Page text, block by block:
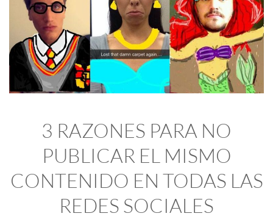
3 RAZONES PARA NO
PUBLICAR EL MISMO
CONTENIDO EN TODAS LAS
REDES SOCIALES